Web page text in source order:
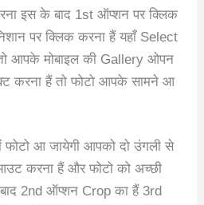
इस के बाद 1st ऑप्शन पर क्लिक
पर क्लिक करना हैं यहाँ Select
आपके मोबाइल की Gallery ओपन
करना हैं तो फोटो आपके सामने आ
फोटो आ जायेगी आपको दो उंगली से
करना हैं और फोटो को अच्छी
2nd ऑप्शन Crop का हैं 3rd